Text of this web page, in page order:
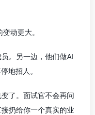
动更大。
。另一边，他们做AI
地招人。
了。面试官不会再问
扔给你一个真实的业